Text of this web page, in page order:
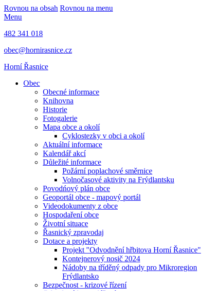
Rovnou na obsah Rovnou na menu
Menu
482 341 018
obec@hornirasnice.cz
Horní Řasnice
Obec
Obecné informace
Knihovna
Historie
Fotogalerie
Mapa obce a okolí
Cyklostezky v obci a okolí
Aktuální informace
Kalendář akcí
Důležité informace
Požární poplachové směrnice
Volnočasové aktivity na Frýdlantsku
Povodńový plán obce
Geoportál obce - mapový portál
Videodokumenty z obce
Hospodaření obce
Životní situace
Řasnický zpravodaj
Dotace a projekty
Projekt "Odvodnění hřbitova Horní Řasnice"
Kontejnerový nosič 2024
Nádoby na tříděný odpady pro Mikroregion
Frýdlantsko
Bezpečnost - krizové řízení